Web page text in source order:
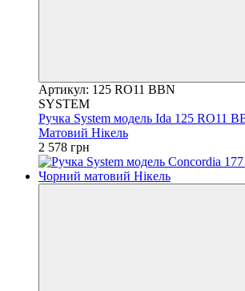
Артикул: 125 RO11 BBN
SYSTEM
Ручка System модель Ida 125 RO11
Матовий Нікель
2 578 грн